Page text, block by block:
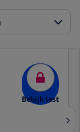
Bekijk test